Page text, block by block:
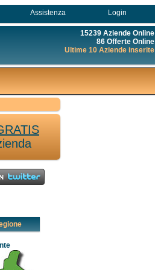
Assistenza Login
15239 Aziende Online
86 Offerte Online
Ultime 10 Aziende inserite